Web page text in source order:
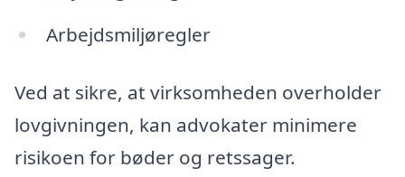
Arbejdsmiljøregler
Ved at sikre, at virksomheden overholder
lovgivningen, kan advokater minimere
risikoen for bøder og retssager.